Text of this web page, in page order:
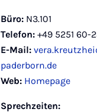
Büro: N3.101
Telefon: +49 5251 60-
E-Mail:
paderborn.de
Web: Homepage
Sprechzeiten: